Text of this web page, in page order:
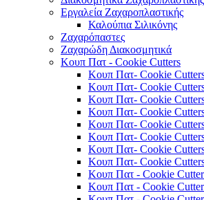
Εργαλεία Ζαχαροπλαστικής
Καλούπια Σιλικόνης
Ζαχαρόπαστες
Ζαχαρώδη Διακοσμητικά
Κουπ Πατ - Cookie Cutters
Κουπ Πατ- Cookie
Κουπ Πατ- Cookie
Κουπ Πατ- Cookie
Κουπ Πατ- Cookie
Κουπ Πατ- Cookie
Κουπ Πατ- Cookie
Κουπ Πατ- Cookie
Κουπ Πατ- Cookie
Κουπ Πατ - Cookie
Κουπ Πατ - Cookie